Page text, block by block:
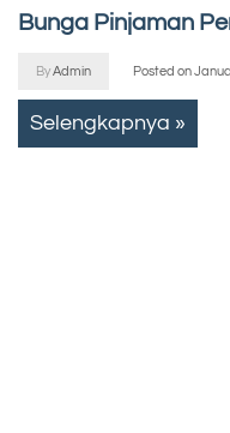
Bunga Pinjaman
ByAdmin Posted on
Selengkapnya »